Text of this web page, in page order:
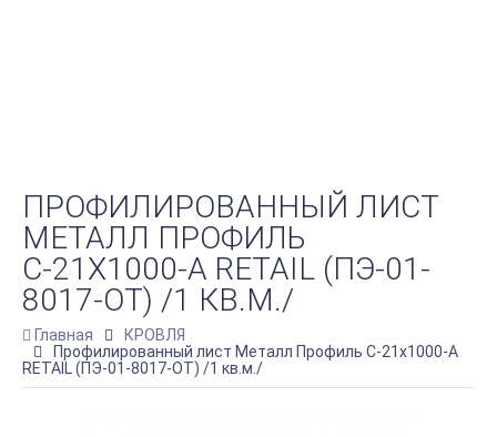
ПРОФИЛИРОВАННЫЙ ЛИСТ
МЕТАЛЛ ПРОФИЛЬ
С-21Х1000-A RETAIL (ПЭ-01-
8017-ОТ) /1 КВ.М./
Главная
КРОВЛЯ
Профилированный лист Металл Профиль С-21х1000-A
RETAIL (ПЭ-01-8017-ОТ) /1 кв.м./